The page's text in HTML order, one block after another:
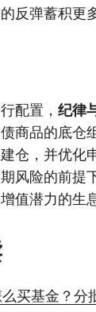
反弹蓄积更
配置， 纪律
商品的底仓
仓，并优化
风险的前提
值潜力的生
买基金？分